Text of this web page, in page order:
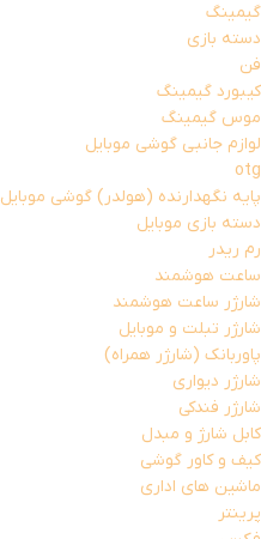
گیمینگ
دسته بازی
فن
کیبورد گیمینگ
موس گیمینگ
لوازم جانبی گوشی موبایل
otg
پایه نگهدارنده (هولدر) گوشی موبایل
دسته بازی موبایل
رم ریدر
ساعت هوشمند
شارژر ساعت هوشمند
شارژر تبلت و موبایل
پاوربانک (شارژر همراه)
شارژر دیواری
شارژر فندکی
کابل شارژ و مبدل
کیف و کاور گوشی
ماشین های اداری
پرینتر